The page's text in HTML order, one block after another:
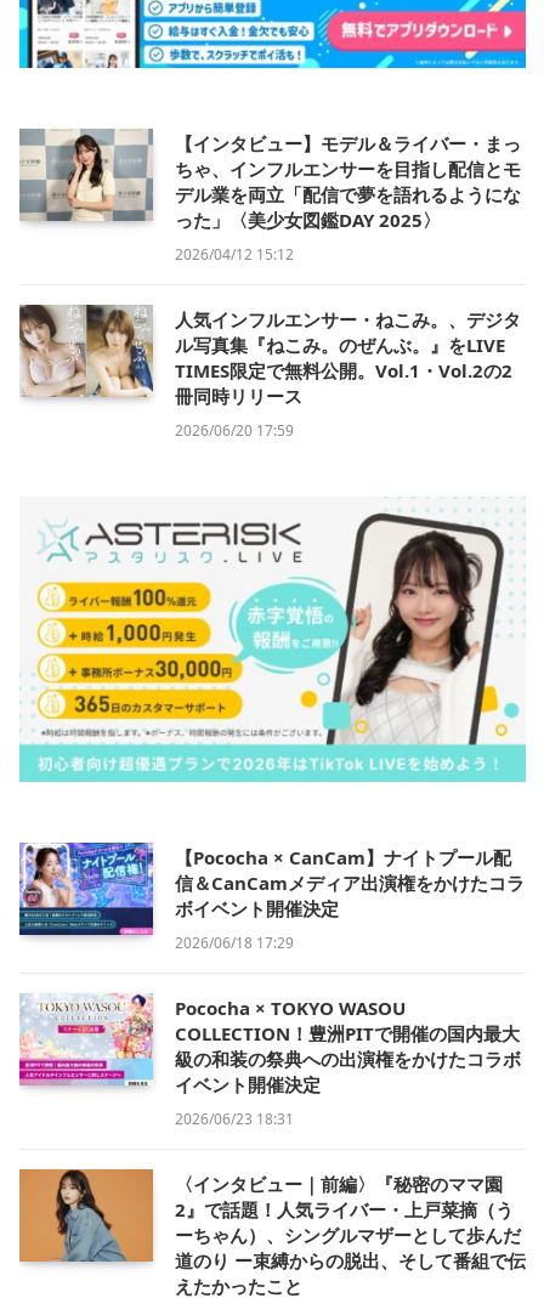
【インタビュー】モデル＆ライバー・まっ
ちゃ、インフルエンサーを目指し配信とモ
デル業を両立「配信で夢を語れるようにな
った」〈美少女図鑑DAY 2025〉
2026/04/12 15:12
人気インフルエンサー・ねこみ。、デジタ
ル写真集『ねこみ。のぜんぶ。』をLIVE
TIMES限定で無料公開。Vol.1・Vol.2の2
冊同時リリース
2026/06/20 17:59
【Pococha × CanCam】ナイトプール配
信＆CanCamメディア出演権をかけたコラ
ボイベント開催決定
2026/06/18 17:29
Pococha × TOKYO WASOU
COLLECTION！豊洲PITで開催の国内最大
級の和装の祭典への出演権をかけたコラボ
イベント開催決定
2026/06/23 18:31
〈インタビュー｜前編〉『秘密のママ園
2』で話題！人気ライバー・上戸菜摘（う
ーちゃん）、シングルマザーとして歩んだ
道のり ー束縛からの脱出、そして番組で伝
えたかったこと